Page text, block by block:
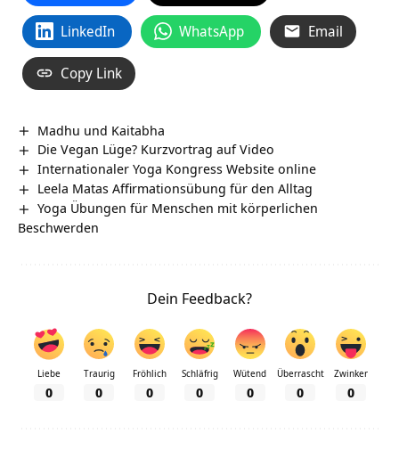
LinkedIn WhatsApp Email
Copy Link
Madhu und Kaitabha
Die Vegan Lüge? Kurzvortrag auf Video
Internationaler Yoga Kongress Website online
Leela Matas Affirmationsübung für den Alltag
Yoga Übungen für Menschen mit körperlichen
Beschwerden
Dein Feedback?
Liebe
0
Traurig
0
Fröhlich
0
Schläfrig
0
Wütend
0
Überrascht
0
Zwinker
0